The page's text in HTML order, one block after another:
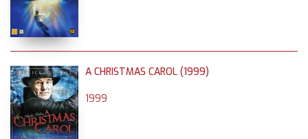
A CHRISTMAS CAROL (1999)
1999